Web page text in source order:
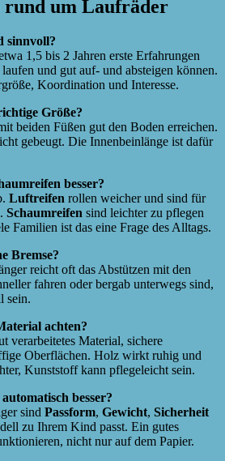
rund um Laufräder
sinnvoll?
1,5 bis 2 Jahren erste Erfahrungen
und gut auf- und absteigen können.
Koordination und Interesse.
Größe?
beiden Füßen gut den Boden erreichen.
gebeugt. Die Innenbeinlänge ist dafür
besser?
Luftreifen rollen weicher und sind für
Schaumreifen sind leichter zu pflegen
Familien ist das eine Frage des Alltags.
Bremse?
reicht oft das Abstützen mit den
fahren oder bergab unterwegs sind,
sein.
achten?
verarbeitetes Material, sichere
Oberflächen. Holz wirkt ruhig und
Kunststoff kann pflegeleicht sein.
besser?
sind Passform, Gewicht, Sicherheit
zu Ihrem Kind passt. Ein gutes
nicht nur auf dem Papier.